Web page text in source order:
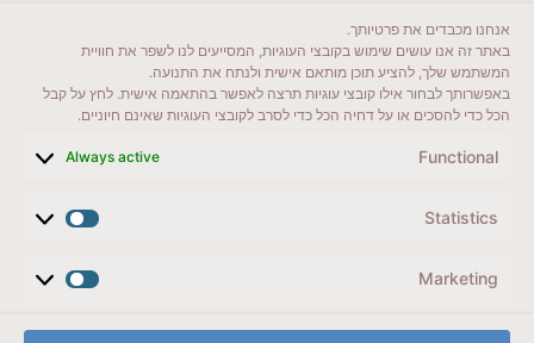
אנחנו מכבדים את פרטיותך.
באתר זה אנו עושים שימוש בקובצי העוגיות, המסייעים לנו לשפר את חוויית
המשתמש שלך, להציע תוכן מותאם אישית ולנתח את התנועה.
באפשרותך לבחור אילו קובצי עוגיות תרצה לאפשר בהתאמה אישית. לחץ על קבל
הכל כדי להסכים או על דחיה הכל כדי לסרב לקובצי העוגיות שאינם חיוניים.
Functional
Always active
Statistics
Marketing
ייעדים מומלצים
מדריכים ועזרים
לשליחת הודעת וואטסאפ
veyatsati.laolam@gmail.com